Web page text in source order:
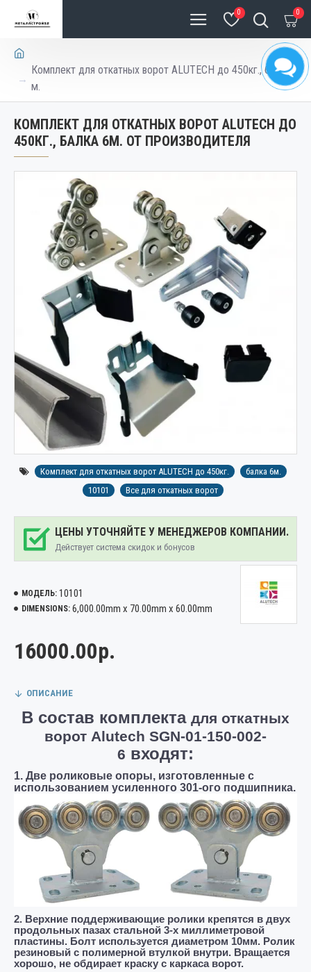
0 0
Комплект для откатных ворот ALUTECH до 450кг., балка 6
м.
КОМПЛЕКТ ДЛЯ ОТКАТНЫХ ВОРОТ ALUTECH ДО
450КГ., БАЛКА 6М. ОТ ПРОИЗВОДИТЕЛЯ
Комплект для откатных ворот ALUTECH до 450кг.
балка 6м.
10101
Все для откатных ворот
ЦЕНЫ УТОЧНЯЙТЕ У МЕНЕДЖЕРОВ КОМПАНИИ.
Действует система скидок и бонусов
МОДЕЛЬ: 10101
DIMENSIONS: 6,000.00mm x 70.00mm x 60.00mm
16000.00р.
ОПИСАНИЕ
В состав комплекта для откатных
ворот Alutech SGN-01-150-002-
6 входят:
1. Две роликовые опоры, изготовленные с
использованием усиленного 301-ого подшипника.
2. Верхние поддерживающие ролики крепятся в двух
продольных пазах стальной 3-х миллиметровой
пластины. Болт используется диаметром 10мм. Ролик
резиновый с полимерной втулкой внутри. Вращается
хорошо, не обдирает краску с каркаса ворот.